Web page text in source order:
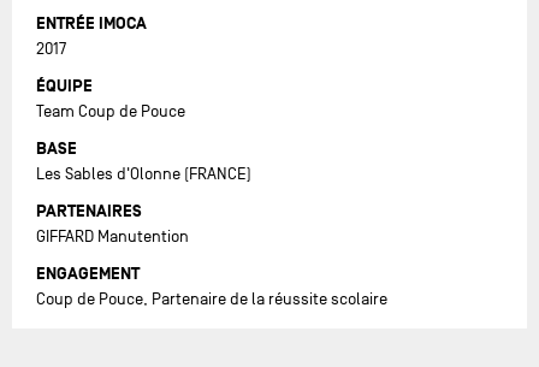
ENTRÉE IMOCA
2017
ÉQUIPE
Team Coup de Pouce
BASE
Les Sables d'Olonne (FRANCE)
PARTENAIRES
GIFFARD Manutention
ENGAGEMENT
Coup de Pouce, Partenaire de la réussite scolaire